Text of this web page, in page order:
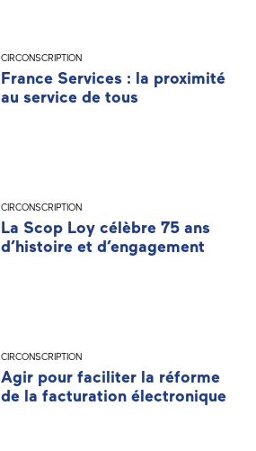
CIRCONSCRIPTION
France Services : la proximité
au service de tous
CIRCONSCRIPTION
La Scop Loy célèbre 75 ans
d’histoire et d’engagement
CIRCONSCRIPTION
Agir pour faciliter la réforme
de la facturation électronique